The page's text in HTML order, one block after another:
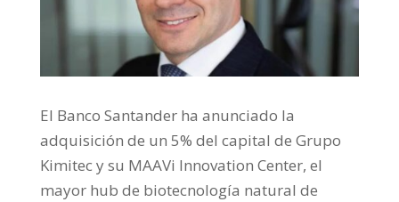
El Banco Santander ha anunciado la
adquisición de un 5% del capital de Grupo
Kimitec y su MAAVi Innovation Center, el
mayor hub de biotecnología natural de